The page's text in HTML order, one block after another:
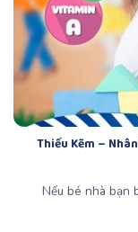
Thiếu Kẽm –
Nếu bé nhà bạn